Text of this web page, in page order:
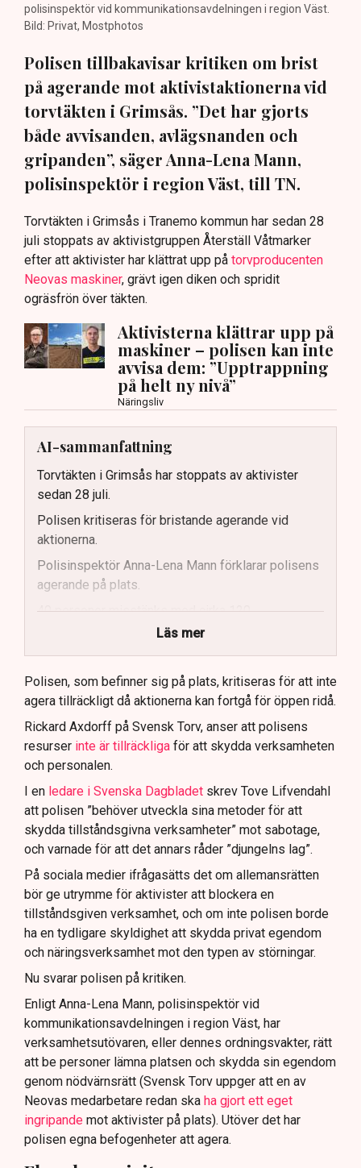
polisinspektör vid kommunikationsavdelningen i region Väst.
Bild: Privat, Mostphotos
Polisen tillbakavisar kritiken om brist
på agerande mot aktivistaktionerna vid
torvtäkten i Grimsås. ”Det har gjorts
både avvisanden, avlägsnanden och
gripanden”, säger Anna-Lena Mann,
polisinspektör i region Väst, till TN.
Torvtäkten i Grimsås i Tranemo kommun har sedan 28
juli stoppats av aktivistgruppen Återställ Våtmarker
efter att aktivister har klättrat upp på torvproducenten
Neovas maskiner, grävt igen diken och spridit
ogräsfrön över täkten.
Aktivisterna klättrar upp på
maskiner – polisen kan inte
avvisa dem: ”Upptrappning
på helt ny nivå”
Näringsliv
AI-sammanfattning
Torvtäkten i Grimsås har stoppats av aktivister
sedan 28 juli.
Polisen kritiseras för bristande agerande vid
aktionerna.
Polisinspektör Anna-Lena Mann förklarar polisens
agerande på plats.
40 personer misstänks med cirka 120
brottsmisstankar kopplade.
Polisen använder drönare och uniformerad polis
för att dokumentera bevis.
Samtidigt är polisarbetet komplext när det gäller
att navigera juridiska rättigheter och gränser.
Läs mer
Polisen, som befinner sig på plats, kritiseras för att inte
agera tillräckligt då aktionerna kan fortgå för öppen ridå.
Rickard Axdorff på Svensk Torv, anser att polisens
resurser inte är tillräckliga för att skydda verksamheten
och personalen.
I en ledare i Svenska Dagbladet skrev Tove Lifvendahl
att polisen ”behöver utveckla sina metoder för att
skydda tillståndsgivna verksamheter” mot sabotage,
och varnade för att det annars råder ”djungelns lag”.
På sociala medier ifrågasätts det om allemansrätten
bör ge utrymme för aktivister att blockera en
tillståndsgiven verksamhet, och om inte polisen borde
ha en tydligare skyldighet att skydda privat egendom
och näringsverksamhet mot den typen av störningar.
Nu svarar polisen på kritiken.
Enligt Anna-Lena Mann, polisinspektör vid
kommunikationsavdelningen i region Väst, har
verksamhetsutövaren, eller dennes ordningsvakter, rätt
att be personer lämna platsen och skydda sin egendom
genom nödvärnsrätt (Svensk Torv uppger att en av
Neovas medarbetare redan ska ha gjort ett eget
ingripande mot aktivister på plats). Utöver det har
polisen egna befogenheter att agera.